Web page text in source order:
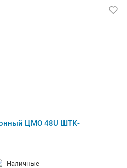
ЦМО 48U ШТК-
наличные